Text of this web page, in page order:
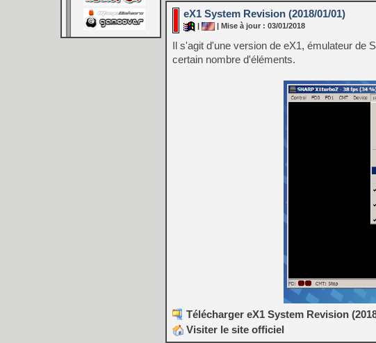
eX1 System Revision (2018/01/01)
| | Mise à jour : 03/01/2018
Il s'agit d'une version de eX1, émulateur de
certain nombre d'éléments.
Télécharger eX1 System Revision
Visiter le site officiel